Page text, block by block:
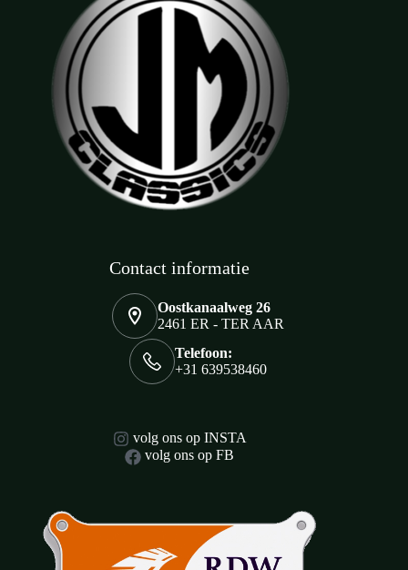
Contact informatie
Oostkanaalweg 26
2461 ER - TER AAR
Telefoon:
+31 639538460
volg ons op INSTA
volg ons op FB